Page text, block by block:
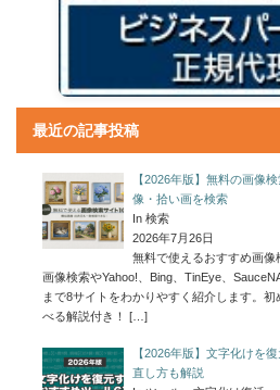
最近の記事投稿
【2026年版】無料の画像
像・拾い画を検索
In 検索
2026年7月26日
無料で使えるおすすめ画
画像検索やYahoo!、Bing、TinEye、
まで8サイトをわかりやすく紹介します。
べる解説付き！
[…]
【2026年版】文字化けを
直し方も解説